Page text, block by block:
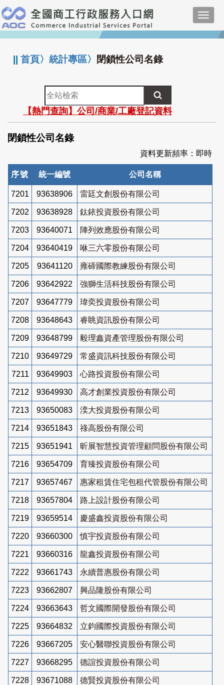
跳
到
主
要
:::
||首頁〉統計專區〉 閉鎖性公司名錄
全
站
檢
索
【熱門查詢】公司/商業/工廠登記資料
閉鎖性公司名錄
資料更新頻率：即時
序號 統一編號 公司名稱
7201 93638906 雷廷文創股份有限公司
7202 93638928 鈦銥投資股份有限公司
7203 93640071 陣列效應股份有限公司
7204 93640419 咻三六零股份有限公司
7205 93641120 雍碲國際教練股份有限公司
7206 93642922 強獅生活科技股份有限公司
7207 93647779 瑋奕投資股份有限公司
7208 93648643 睿眺資訊股份有限公司
7209 93648799 毅理鑫資產管理股份有限公司
7210 93649729 常盛資訊科技股份有限公司
7211 93649903 心路投資股份有限公司
7212 93649930 高才創業投資股份有限公司
7213 93650083 湙大投資股份有限公司
7214 93651843 祿高股份有限公司
7215 93651941 昕展智慧投資管理顧問股份有限公司
7216 93654709 育臻投資股份有限公司
7217 93657467 惠家租賃住宅包租代管股份有限公司
7218 93657804 路上設計股份有限公司
7219 93659514 慶盛鑫投資股份有限公司
7220 93660300 慎宇投資股份有限公司
7221 93660316 龍鑫投資股份有限公司
7222 93661743 永續普惠股份有限公司
7223 93662807 興品隆股份有限公司
7224 93663643 哲文國際開發股份有限公司
7225 93664832 立鈞國際投資股份有限公司
7226 93667205 安心醫聯投資股份有限公司
7227 93668295 德誼投資股份有限公司
7228 93671088 德賢投資股份有限公司